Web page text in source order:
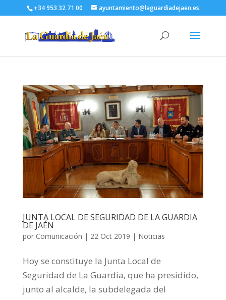
+34 953 32 71 00 ayuntamiento@laguardiadejaen.es
JUNTA LOCAL DE SEGURIDAD DE LA GUARDIA
DE JAÉN
por Comunicación | 22 Oct 2019 | Noticias
Hoy se constituye la Junta Local de
Seguridad de La Guardia, que ha presidido,
junto al alcalde, la subdelegada del